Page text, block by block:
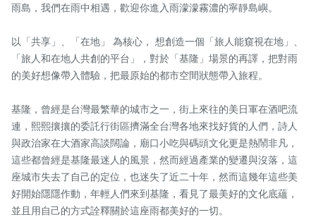
雨島，我們在雨中相遇，歡迎你進入雨濛濛霧濃的寧靜島嶼。
以「共享」、「在地」 為核心， 想創造一個「旅人能窺視在地」、
「旅人和在地人共創的平台」，對於「基隆」場景的再譯，把對雨
的美好想像帶入體驗，把最原始的都市空間狀態帶入旅程。
基隆，曾經是台灣最繁華的城市之一，街上來往的美日軍在酒吧流
連，熙熙攘攘的委託行街區擠滿全台灣各地來找好貨的人們，詩人
與政治家在大酒家高談闊論，廟口小吃與碼頭文化更是熱鬧非凡，
這些都曾經是基隆最迷人的風景，然而經過產業的變遷與沒落，這
座城市失去了自己的定位，也迷失了近二十年，然而這幾年這些美
好開始隱隱作動，年輕人們來到基隆，看見了最美好的文化底蘊，
並且用自己的方式詮釋關於這座雨都美好的一切。